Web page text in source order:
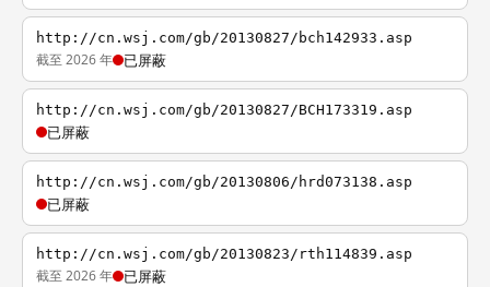
http://cn.wsj.com/gb/20130827/bch142933.asp
截至 2026 年 已屏蔽
http://cn.wsj.com/gb/20130827/BCH173319.asp
已屏蔽
http://cn.wsj.com/gb/20130806/hrd073138.asp
已屏蔽
http://cn.wsj.com/gb/20130823/rth114839.asp
截至 2026 年 已屏蔽